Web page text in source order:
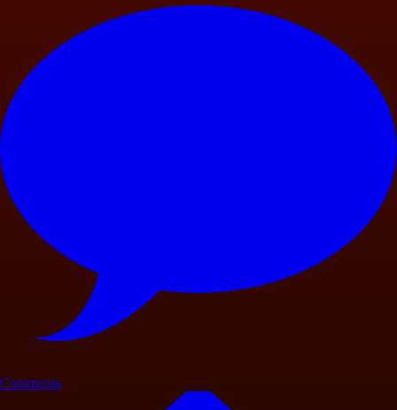
Commenta